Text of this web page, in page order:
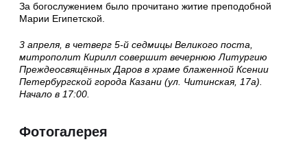
За богослужением было прочитано житие преподобной
Марии Египетской.
3 апреля, в четверг 5-й седмицы Великого поста,
митрополит Кирилл совершит вечернюю Литургию
Преждеосвящённых Даров в храме блаженной Ксении
Петербургской города Казани (ул. Читинская, 17а).
Начало в 17:00.
Фотогалерея